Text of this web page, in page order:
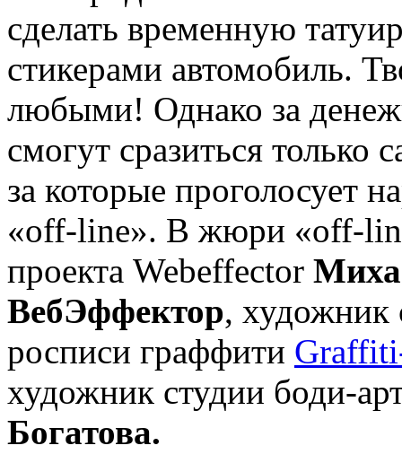
сделать временную
стикерами автомобиль.
любыми! Однако за
смогут сразиться только
за которые проголосует
«off-line». В жюри «off-
проекта Webeffector
ВебЭффектор, художник
росписи граффити
художник студии боди-
Богатова.